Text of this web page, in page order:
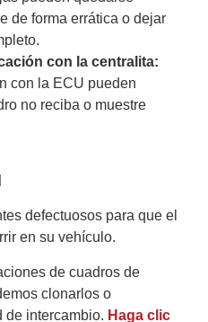
de forma errática o dejar
con la centralita:
con la ECU pueden
no reciba o muestre
defectuosos para que el
en su vehículo.
de cuadros de
clonarlos o
de intercambio. Haga clic